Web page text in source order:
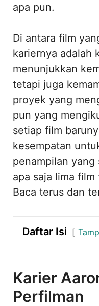
apa pun.
Di antara film
kariernya adalah
menunjukkan
tetapi juga
proyek yang
pun yang
setiap film
kesempatan
penampilan
apa saja lima
Baca terus dan
Daftar Isi
Karier
Perfilman